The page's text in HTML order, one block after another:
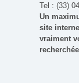
Tel : (33)
Un
site
vraiment